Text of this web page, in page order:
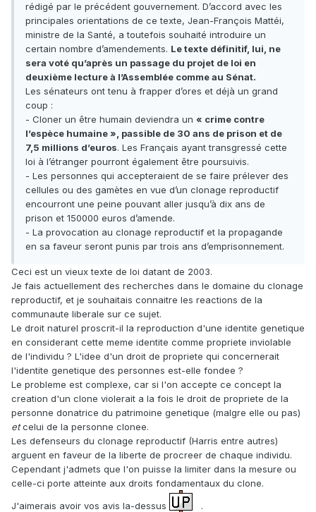
rédigé par le précédent gouvernement. D’accord avec les
principales orientations de ce texte, Jean-François Mattéi,
ministre de la Santé, a toutefois souhaité introduire un
certain nombre d’amendements. Le texte définitif, lui, ne
sera voté qu’après un passage du projet de loi en
deuxième lecture à l’Assemblée comme au Sénat.
Les sénateurs ont tenu à frapper d’ores et déjà un grand
coup :
- Cloner un être humain deviendra un « crime contre
l’espèce humaine », passible de 30 ans de prison et de
7,5 millions d’euros. Les Français ayant transgressé cette
loi à l’étranger pourront également être poursuivis.
- Les personnes qui accepteraient de se faire prélever des
cellules ou des gamètes en vue d’un clonage reproductif
encourront une peine pouvant aller jusqu’à dix ans de
prison et 150000 euros d’amende.
- La provocation au clonage reproductif et la propagande
en sa faveur seront punis par trois ans d’emprisonnement.
Ceci est un vieux texte de loi datant de 2003.
Je fais actuellement des recherches dans le domaine du clonage
reproductif, et je souhaitais connaitre les reactions de la
communaute liberale sur ce sujet.
Le droit naturel proscrit-il la reproduction d'une identite genetique
en considerant cette meme identite comme propriete inviolable
de l'individu ? L'idee d'un droit de propriete qui concernerait
l'identite genetique des personnes est-elle fondee ?
Le probleme est complexe, car si l'on accepte ce concept la
creation d'un clone violerait a la fois le droit de propriete de la
personne donatrice du patrimoine genetique (malgre elle ou pas)
etcelui de la personne clonee.
Les defenseurs du clonage reproductif (Harris entre autres)
arguent en faveur de la liberte de procreer de chaque individu.
Cependant j'admets que l'on puisse la limiter dans la mesure ou
celle-ci porte atteinte aux droits fondamentaux du clone.
J'aimerais avoir vos avis la-dessus
.